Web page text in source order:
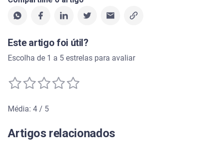
Este artigo foi útil?
Escolha de 1 a 5 estrelas para avaliar
Média: 4 / 5
Artigos relacionados